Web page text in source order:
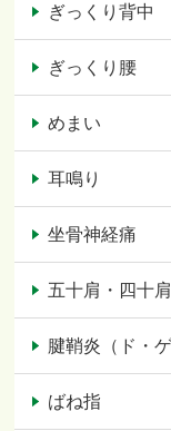
ぎっくり背中
ぎっくり腰
めまい
耳鳴り
坐骨神経痛
五十肩・四十肩
腱鞘炎（ド・
ばね指